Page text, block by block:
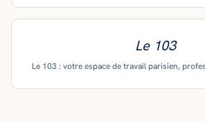
Le 103
Le 103 : votre espace de travail parisien,